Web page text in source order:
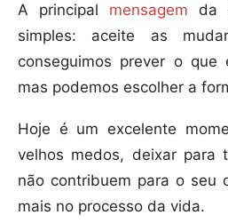
A principal mensagem da
simples: aceite as
conseguimos prever o que
mas podemos escolher a
Hoje é um excelente
velhos medos, deixar para
não contribuem para o seu
mais no processo da vida.